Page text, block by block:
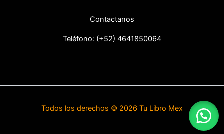
Contactanos
Teléfono: (+52) 4641850064
Todos los derechos © 2026 Tu Libro Mex